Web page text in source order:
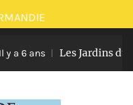
y a 6 ans Les Jardins du